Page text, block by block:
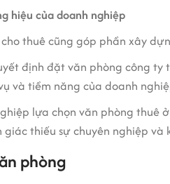
hiệu của doanh nghiệp
thuê cũng góp phần xây
định đặt văn phòng công
và tiềm năng của doanh
lựa chọn văn phòng thuê
thiếu sự chuyên nghiệp và
phòng